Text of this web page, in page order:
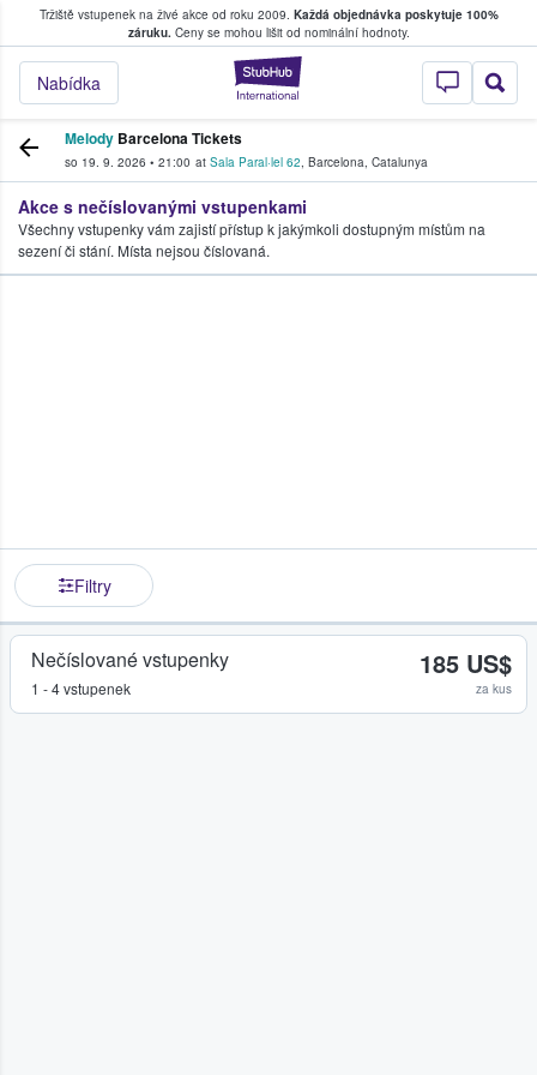
Tržiště vstupenek na živé akce od roku 2009. Každá objednávka poskytuje 100%
záruku.Ceny se mohou lišit od nominální hodnoty.
StubHub –
Nabídka
kde fanoušci kupují a prodávají vstupenky
Melody Barcelona Tickets
so 19. 9. 2026 • 21:00 at Sala Paral·lel 62, Barcelona, Catalunya
Akce s nečíslovanými vstupenkami
Všechny vstupenky vám zajistí přístup k jakýmkoli dostupným místům na
sezení či stání. Místa nejsou číslovaná.
Filtry
Nečíslované vstupenky
1 - 4 vstupenek
185 US$
za kus